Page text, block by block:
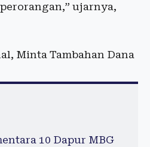
ujarnya,
Minta Tambahan Dana
10 Dapur MBG